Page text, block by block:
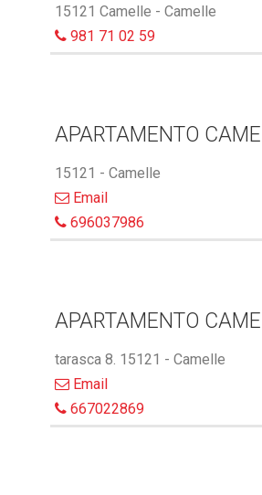
15121 Camelle - Camelle
981 71 02 59
APARTAMENTO
15121 - Camelle
Email
696037986
APARTAMENTO
tarasca 8. 15121 - Camelle
Email
667022869